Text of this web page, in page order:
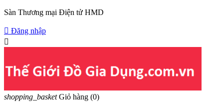
Sàn Thương mại Điện tử HMD
 Đăng nhập

shopping_basket Giỏ hàng (0)